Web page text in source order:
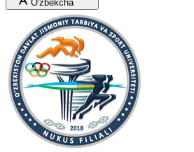
O'zbekcha